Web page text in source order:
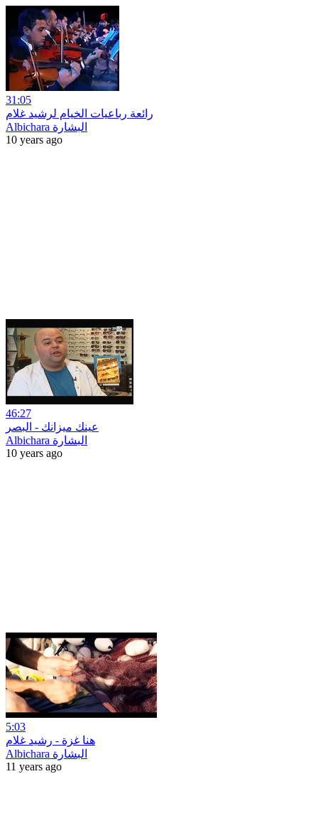
31:05
رائعة رباعيات الخيام لرشيد غلام
Albichara البشارة
10 years ago
46:27
عينك ميزانك - البصر
Albichara البشارة
10 years ago
5:03
هنا غزة - رشيد غلام
Albichara البشارة
11 years ago